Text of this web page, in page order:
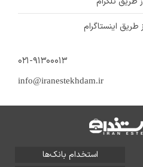
اینستاگرام
۰۲۱-۹۱۳۰۰۰۱۳
info@iranestekhdam.ir
استخدام بانک‌ها